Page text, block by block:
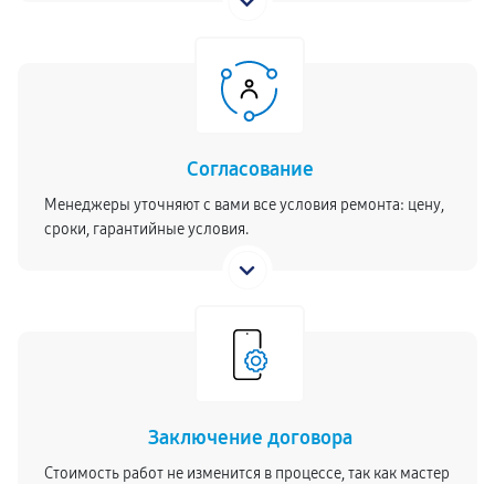
Согласование
Менеджеры уточняют с вами все условия ремонта: цену,
сроки, гарантийные условия.
Заключение договора
Стоимость работ не изменится в процессе, так как мастер